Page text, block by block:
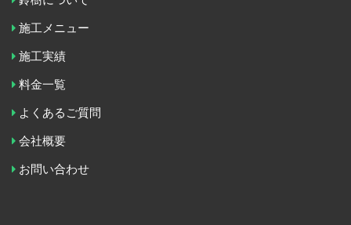
施工メニュー
施工実績
料金一覧
よくあるご質問
会社概要
お問い合わせ